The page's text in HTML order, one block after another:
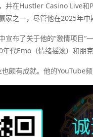
并在Hustler Casino Live
家之一，尽管他在2025年中
宣布了关于他的“激情项
代Emo（情绪摇滚）和朋
颇有成就。他的YouTube